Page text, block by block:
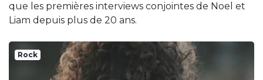
que les premières interviews conjointes de Noel et
Liam depuis plus de 20 ans.
Rock